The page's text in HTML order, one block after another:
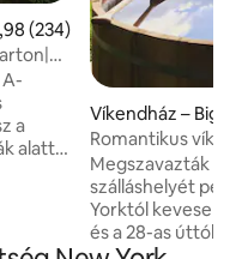
értékelés: 5/4,98, 234
(234)
a
alatt,
Víkendház – Big
Romantikus
fatüzelésű
Megszavazták a
szálláshelyét
Yorktól kevesebb
és a 28-as úttól